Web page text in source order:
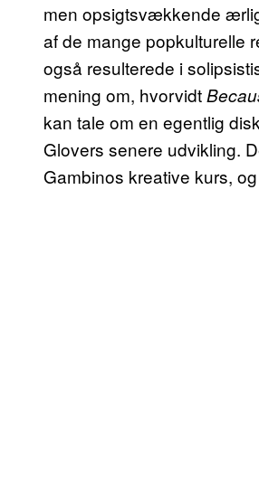
men opsigtsvækkende
af de mange popkulturelle
også resulterede i
mening om, hvorvidt
kan tale om en egentlig
Glovers senere udvikling.
Gambinos kreative kurs,